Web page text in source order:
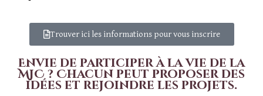
Trouver ici les informations pour vous inscrire
Envie de participer à la vie de la
MJC ? Chacun peut proposer des
idées et rejoindre les projets.